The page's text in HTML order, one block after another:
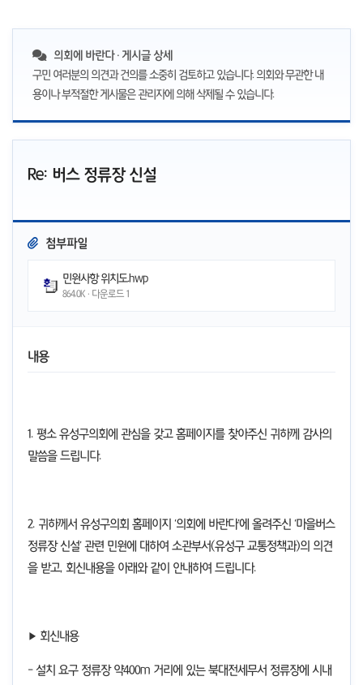
의회에 바란다 · 게시글 상세
구민 여러분의 의견과 건의를 소중히 검토하고 있습니다. 의회와 무관한 내
용이나 부적절한 게시물은 관리자에 의해 삭제될 수 있습니다.
Re: 버스 정류장 신설
첨부파일
민원사항 위치도.hwp
864.0K · 다운로드 1
내용
1. 평소 유성구의회에 관심을 갖고 홈페이지를 찾아주신 귀하께 감사의
말씀을 드립니다.
2. 귀하께서 유성구의회 홈페이지 ‘의회에 바란다’에 올려주신 ‘마을버스
정류장 신설’ 관련 민원에 대하여 소관부서(유성구 교통정책과)의 의견
을 받고, 회신내용을 아래와 같이 안내하여 드립니다.
▶ 회신내용
- 설치 요구 정류장 약400m 거리에 있는 북대전세무서 정류장에 시내